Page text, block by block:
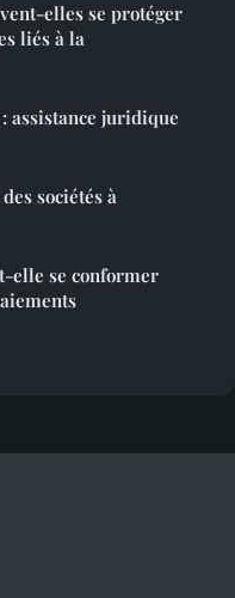
elles se protéger
liés à la
assistance juridique
sociétés à
elle se conformer